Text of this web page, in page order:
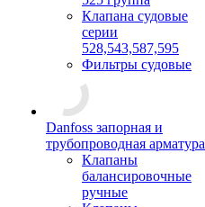
Клапана судовые
серии
528,543,587,595
Фильтры судовые
Danfoss запорная и
трубопроводная арматура
Клапаны
балансировочные
ручные